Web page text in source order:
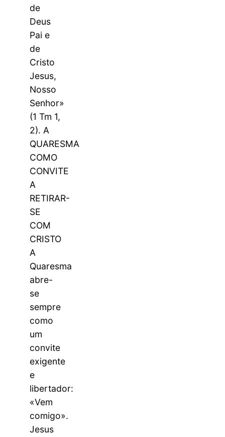
de
Deus
Pai e
de
Cristo
Jesus,
Nosso
Senhor»
(1 Tm 1,
2). A
QUARESMA
COMO
CONVITE
A
RETIRAR-
SE
COM
CRISTO
A
Quaresma
abre-
se
sempre
como
um
convite
exigente
e
libertador:
«Vem
comigo».
Jesus